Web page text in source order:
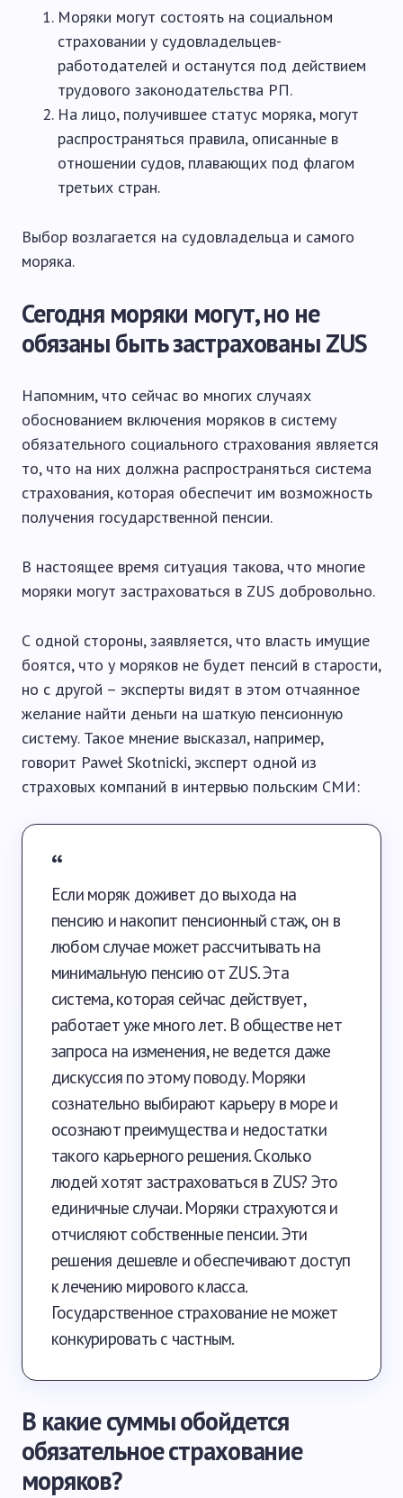
Моряки могут состоять на социальном
страховании у судовладельцев-
работодателей и останутся под действием
трудового законодательства РП.
На лицо, получившее статус моряка, могут
распространяться правила, описанные в
отношении судов, плавающих под флагом
третьих стран.
Выбор возлагается на судовладельца и самого
моряка.
Сегодня моряки могут, но не
обязаны быть застрахованы ZUS
Напомним, что сейчас во многих случаях
обоснованием включения моряков в систему
обязательного социального страхования является
то, что на них должна распространяться система
страхования, которая обеспечит им возможность
получения государственной пенсии.
В настоящее время ситуация такова, что многие
моряки могут застраховаться в ZUS добровольно.
С одной стороны, заявляется, что власть имущие
боятся, что у моряков не будет пенсий в старости,
но с другой – эксперты видят в этом отчаянное
желание найти деньги на шаткую пенсионную
систему. Такое мнение высказал, например,
говорит Paweł Skotnicki, эксперт одной из
страховых компаний в интервью польским СМИ:
Если моряк доживет до выхода на
пенсию и накопит пенсионный стаж, он в
любом случае может рассчитывать на
минимальную пенсию от ZUS. Эта
система, которая сейчас действует,
работает уже много лет. В обществе нет
запроса на изменения, не ведется даже
дискуссия по этому поводу. Моряки
сознательно выбирают карьеру в море и
осознают преимущества и недостатки
такого карьерного решения. Сколько
людей хотят застраховаться в ZUS? Это
единичные случаи. Моряки страхуются и
отчисляют собственные пенсии. Эти
решения дешевле и обеспечивают доступ
к лечению мирового класса.
Государственное страхование не может
конкурировать с частным.
В какие суммы обойдется
обязательное страхование
моряков?